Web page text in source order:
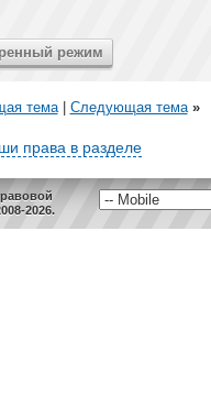
тема| Следующая тема »
права в разделе
2026.